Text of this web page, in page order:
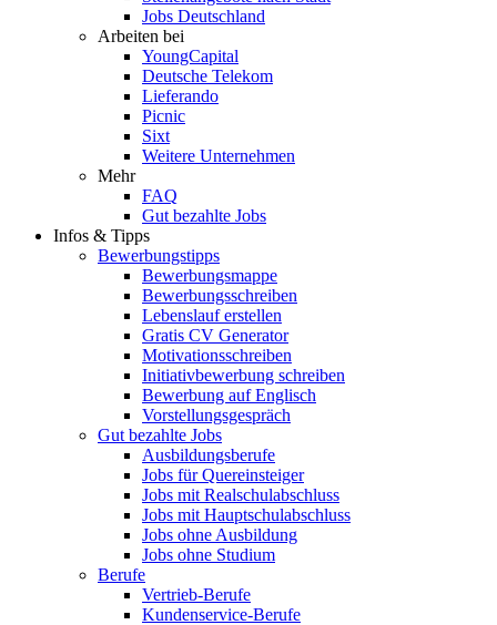
Jobs Deutschland
Arbeiten bei
YoungCapital
Deutsche Telekom
Lieferando
Picnic
Sixt
Weitere Unternehmen
Mehr
FAQ
Gut bezahlte Jobs
Infos & Tipps
Bewerbungstipps
Bewerbungsmappe
Bewerbungsschreiben
Lebenslauf erstellen
Gratis CV Generator
Motivationsschreiben
Initiativbewerbung schreiben
Bewerbung auf Englisch
Vorstellungsgespräch
Gut bezahlte Jobs
Ausbildungsberufe
Jobs für Quereinsteiger
Jobs mit Realschulabschluss
Jobs mit Hauptschulabschluss
Jobs ohne Ausbildung
Jobs ohne Studium
Berufe
Vertrieb-Berufe
Kundenservice-Berufe